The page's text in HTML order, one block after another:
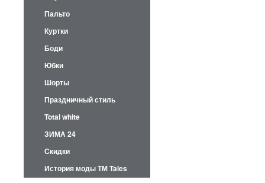
Пальто
Куртки
Боди
Юбки
Шорты
Праздничный стиль
Total white
ЗИМА 24
Скидки
История моды ТМ Tales